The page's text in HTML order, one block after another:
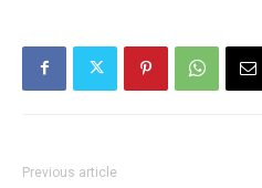
Previous article